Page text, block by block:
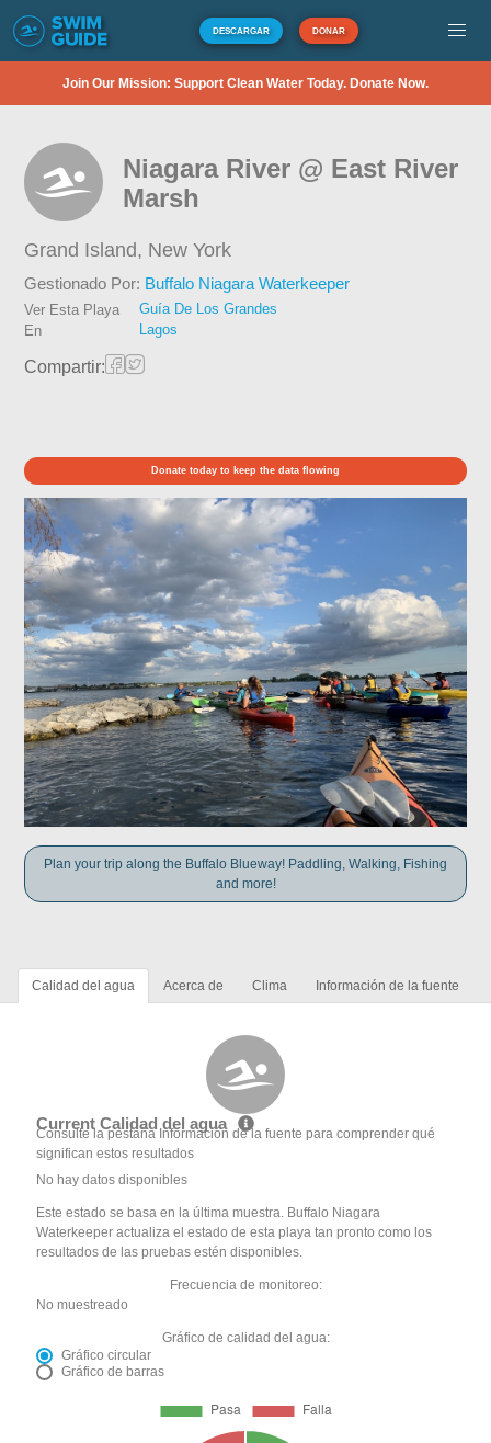
DESCARGAR DONAR
Join Our Mission: Support Clean Water Today. Donate Now.
Niagara River @ East River
Marsh
Grand Island, New York
Gestionado Por: Buffalo Niagara Waterkeeper
Ver Esta Playa
En
Guía De Los Grandes
Lagos
Compartir:
Donate today to keep the data flowing
Plan your trip along the Buffalo Blueway! Paddling, Walking, Fishing
and more!
Calidad del agua Acerca de Clima Información de la fuente
Current Calidad del agua
Consulte la pestaña Información de la fuente para comprender qué
significan estos resultados
No hay datos disponibles
Este estado se basa en la última muestra. Buffalo Niagara
Waterkeeper actualiza el estado de esta playa tan pronto como los
resultados de las pruebas estén disponibles.
Frecuencia de monitoreo:
No muestreado
Gráfico de calidad del agua:
Gráfico circular
Gráfico de barras